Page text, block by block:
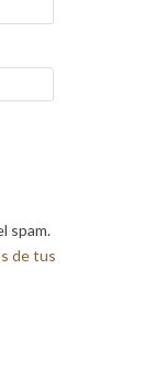
spam.
de tus